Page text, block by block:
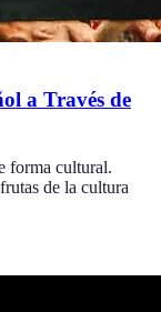
a Través de
forma cultural.
de la cultura